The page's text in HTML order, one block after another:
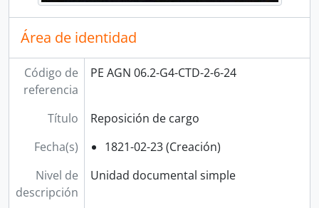
Área de identidad
Código de
referencia
PE AGN 06.2-G4-CTD-2-6-24
Título
Reposición de cargo
Fecha(s)
1821-02-23 (Creación)
Nivel de
descripción
Unidad documental simple